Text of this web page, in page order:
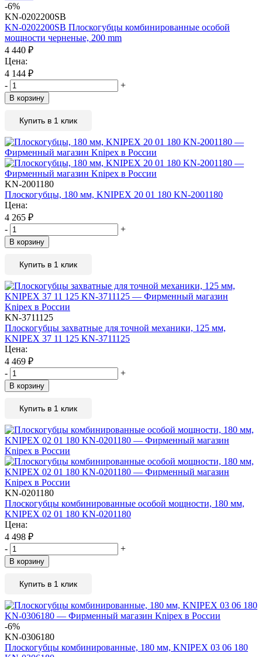
-6%
KN-0202200SB
KN-0202200SB Плоскогубцы комбинированные особой
мощности черненые, 200 mm
4 440 ₽
Цена:
4 144 ₽
-
+
В корзину
Купить в 1 клик
KN-2001180
Плоскогубцы, 180 мм, KNIPEX 20 01 180 KN-2001180
Цена:
4 265 ₽
-
+
В корзину
Купить в 1 клик
KN-3711125
Плоскогубцы захватные для точной механики, 125 мм,
KNIPEX 37 11 125 KN-3711125
Цена:
4 469 ₽
-
+
В корзину
Купить в 1 клик
KN-0201180
Плоскогубцы комбинированные особой мощности, 180 мм,
KNIPEX 02 01 180 KN-0201180
Цена:
4 498 ₽
-
+
В корзину
Купить в 1 клик
-6%
KN-0306180
Плоскогубцы комбинированные, 180 мм, KNIPEX 03 06 180